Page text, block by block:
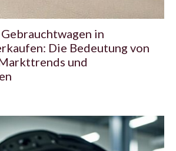
in
Die Bedeutung von
und